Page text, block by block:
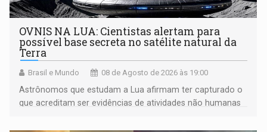
OVNIS NA LUA: Cientistas alertam para
possível base secreta no satélite natural da
Terra
Brasil e Mundo 08 de Agosto de 2026 às 19:00
Astrônomos que estudam a Lua afirmam ter capturado o
que acreditam ser evidências de atividades não humanas
órbita